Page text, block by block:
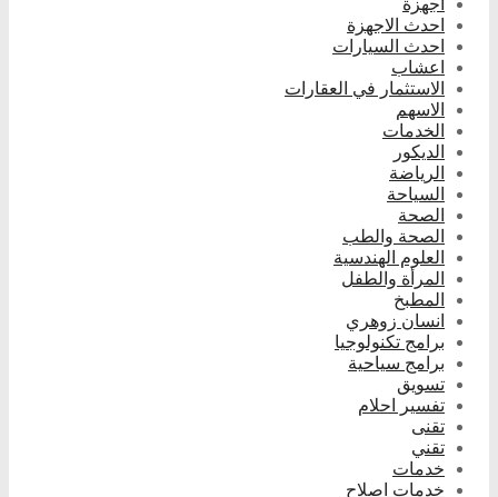
احدث الاجهزة
احدث السيارات
اعشاب
الاستثمار في العقارات
الاسهم
الخدمات
الديكور
الرياضة
السياحة
الصحة
الصحة والطب
العلوم الهندسية
المرأة والطفل
المطبخ
انسان زوهري
برامج تكنولوجيا
برامج سياحية
تسويق
تفسير احلام
تقنى
تقني
خدمات
خدمات اصلاح